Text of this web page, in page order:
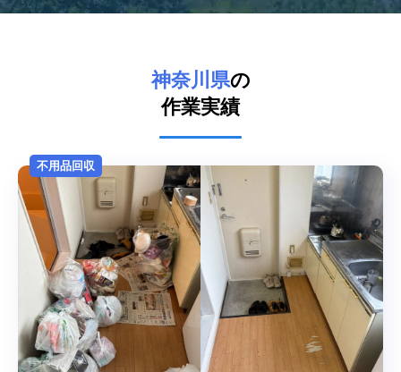
神奈川県の
作業実績
不用品回収